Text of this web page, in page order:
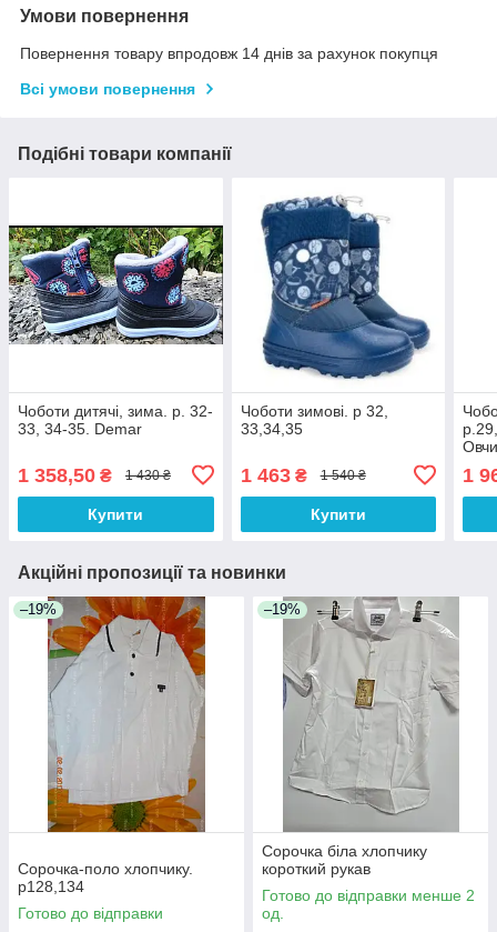
Умови повернення
Повернення товару впродовж 14 днів за рахунок покупця
Всі умови повернення
Подібні товари компанії
Чоботи дитячі, зима. р. 32-
33, 34-35. Demar
1 358,50 ₴ 1 430 ₴
Купити
Чоботи зимові. р 32,
33,34,35
1 463₴ 1 540 ₴
Купити
1
Акційні пропозиції та новинки
–19%
Сорочка-поло хлопчику.
р128,134
Готово до відправки
–19%
Сорочка біла хлопчику
короткий рукав
Готово до відправки менше 2
од.